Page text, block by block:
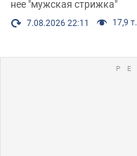
нее "мужская стрижка"
7.08.2026 22:11 17,9 т.